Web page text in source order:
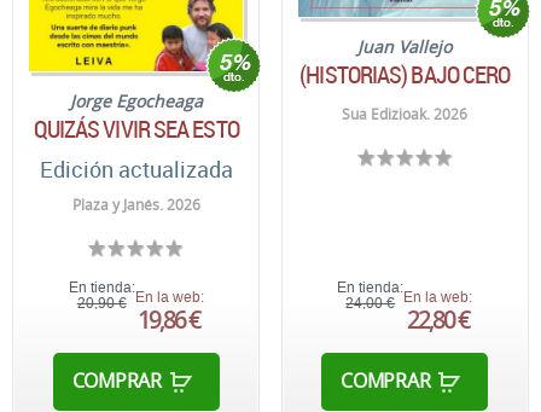
Jorge Egocheaga
QUIZÁS VIVIR SEA ESTO
Edición actualizada
Plaza y Janés. 2026
En tienda:
20,90 € En la web:
19,86 €
COMPRAR
Juan Vallejo
(HISTORIAS) BAJO CERO
Sua Edizioak. 2026
En tienda:
24,00 €
En la web:
22,80 €
COMPRAR